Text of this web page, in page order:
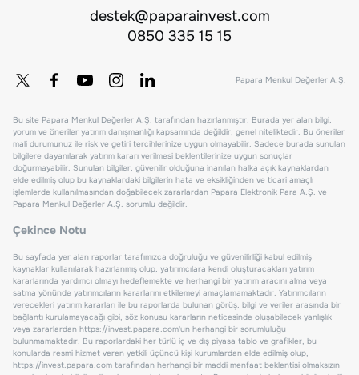
destek@paparainvest.com
0850 335 15 15
Papara Menkul Değerler A.Ş.
Bu site Papara Menkul Değerler A.Ş. tarafından hazırlanmıştır. Burada yer alan bilgi,
yorum ve öneriler yatırım danışmanlığı kapsamında değildir, genel niteliktedir. Bu öneriler
mali durumunuz ile risk ve getiri tercihlerinize uygun olmayabilir. Sadece burada sunulan
bilgilere dayanılarak yatırım kararı verilmesi beklentilerinize uygun sonuçlar
doğurmayabilir. Sunulan bilgiler, güvenilir olduğuna inanılan halka açık kaynaklardan
elde edilmiş olup bu kaynaklardaki bilgilerin hata ve eksikliğinden ve ticari amaçlı
işlemlerde kullanılmasından doğabilecek zararlardan Papara Elektronik Para A.Ş. ve
Papara Menkul Değerler A.Ş. sorumlu değildir.
Çekince Notu
Bu sayfada yer alan raporlar tarafımızca doğruluğu ve güvenilirliği kabul edilmiş
kaynaklar kullanılarak hazırlanmış olup, yatırımcılara kendi oluşturacakları yatırım
kararlarında yardımcı olmayı hedeflemekte ve herhangi bir yatırım aracını alma veya
satma yönünde yatırımcıların kararlarını etkilemeyi amaçlamamaktadır. Yatırımcıların
verecekleri yatırım kararları ile bu raporlarda bulunan görüş, bilgi ve veriler arasında bir
bağlantı kurulamayacağı gibi, söz konusu kararların neticesinde oluşabilecek yanlışlık
veya zararlardan https://invest.papara.com'un herhangi bir sorumluluğu
bulunmamaktadır. Bu raporlardaki her türlü iç ve dış piyasa tablo ve grafikler, bu
konularda resmi hizmet veren yetkili üçüncü kişi kurumlardan elde edilmiş olup,
https://invest.papara.com tarafından herhangi bir maddi menfaat beklentisi olmaksızın